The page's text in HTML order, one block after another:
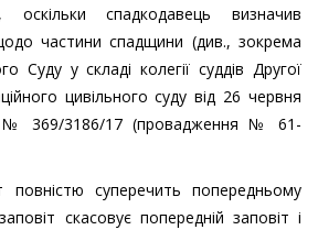
оскільки спадкодавець визначив
частини спадщини (див., зокрема
Суду у складі колегії суддів Другої
цивільного суду від 26 червня
№ 369/3186/17 (провадження № 61-
суперечить попередньому
скасовує попередній заповіт і